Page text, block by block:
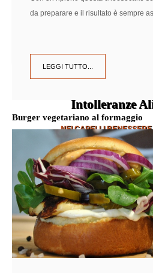
Intolleranze
NEI CAPELLI
SCOPRI DI
da preparare e il risultato è sempre
LEGGI TUTTO...
Burger vegetariano al formaggio